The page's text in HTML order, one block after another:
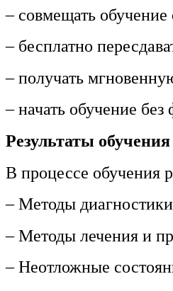
дело,
Техника
– совмещать обучение
– бесплатно
– получать
– начать обучение
Результаты обучения
В процессе обучения
– Методы
– Методы лечения и
– Неотложные